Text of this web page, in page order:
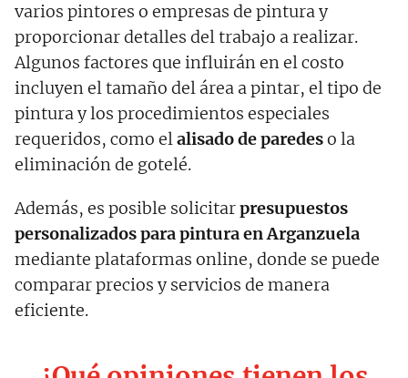
varios pintores o empresas de pintura y
proporcionar detalles del trabajo a realizar.
Algunos factores que influirán en el costo
incluyen el tamaño del área a pintar, el tipo de
pintura y los procedimientos especiales
requeridos, como elalisado de paredeso la
eliminación de gotelé.
Además, es posible solicitarpresupuestos
personalizados para pintura en Arganzuela
mediante plataformas online, donde se puede
comparar precios y servicios de manera
eficiente.